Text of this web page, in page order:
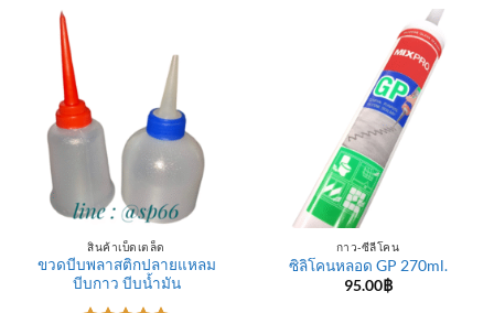
980.00฿
สินค้าเบ็ดเตล็ด
ขวดบีบพลาสติกปลายแหลม
บีบกาว บีบน้ำมัน
กาว-ซีลีโคน
ซิลิโคนหลอด GP 270ml.
95.00฿